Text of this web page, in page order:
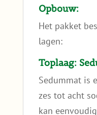
Opbouw:
Het pakket
lagen:
Toplaag:
Sedummat is
zes tot acht
kan